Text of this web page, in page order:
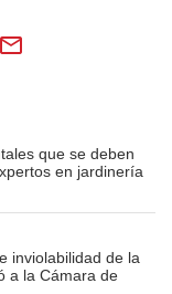
que se deben
en jardinería
inviolabilidad de la
a la Cámara de